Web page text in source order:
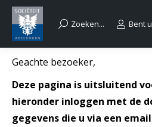
Search:
Zoeken... Bent
Geachte bezoeker,
Deze pagina is uitsluitend
hieronder inloggen met de
gegevens die u via een